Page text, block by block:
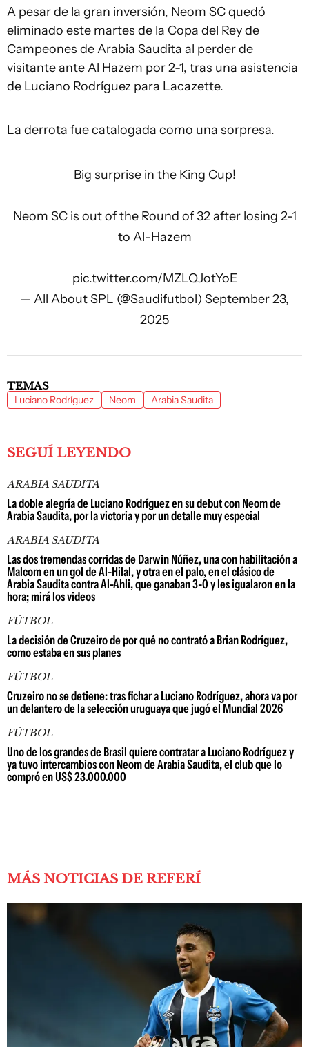
A pesar de la gran inversión, Neom SC quedó
eliminado este martes de la Copa del Rey de
Campeones de Arabia Saudita al perder de
visitante ante Al Hazem por 2-1, tras una asistencia
de Luciano Rodríguez para Lacazette.
La derrota fue catalogada como una sorpresa.
Big surprise in the King Cup!
Neom SC is out of the Round of 32 after losing 2-1
to Al-Hazem
pic.twitter.com/MZLQJotYoE
— All About SPL (@Saudifutbol) September 23,
2025
TEMAS
Luciano Rodríguez Neom Arabia Saudita
SEGUÍ LEYENDO
ARABIA SAUDITA
La doble alegría de Luciano Rodríguez en su debut con Neom de
Arabia Saudita, por la victoria y por un detalle muy especial
ARABIA SAUDITA
Las dos tremendas corridas de Darwin Núñez, una con habilitación a
Malcom en un gol de Al-Hilal, y otra en el palo, en el clásico de
Arabia Saudita contra Al-Ahli, que ganaban 3-0 y les igualaron en la
hora; mirá los videos
FÚTBOL
La decisión de Cruzeiro de por qué no contrató a Brian Rodríguez,
como estaba en sus planes
FÚTBOL
Cruzeiro no se detiene: tras fichar a Luciano Rodríguez, ahora va por
un delantero de la selección uruguaya que jugó el Mundial 2026
FÚTBOL
Uno de los grandes de Brasil quiere contratar a Luciano Rodríguez y
ya tuvo intercambios con Neom de Arabia Saudita, el club que lo
compró en US$ 23.000.000
MÁS NOTICIAS DE REFERÍ